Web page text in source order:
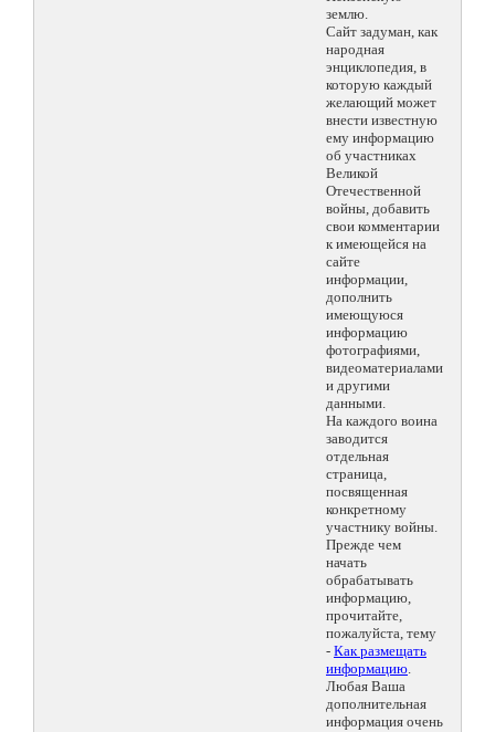
землю.
Сайт задуман, как
народная
энциклопедия, в
которую каждый
желающий может
внести известную
ему информацию
об участниках
Великой
Отечественной
войны, добавить
свои комментарии
к имеющейся на
сайте
информации,
дополнить
имеющуюся
информацию
фотографиями,
видеоматериалами
и другими
данными.
На каждого воина
заводится
отдельная
страница,
посвященная
конкретному
участнику войны.
Прежде чем
начать
обрабатывать
информацию,
прочитайте,
пожалуйста, тему
- Как размещать
информацию.
Любая Ваша
дополнительная
информация очень